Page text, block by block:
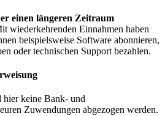
einen längeren Zeitraum
wiederkehrenden Einnahmen haben
beispielsweise Software abonnieren,
oder technischen Support bezahlen.
keine Bank- und
Zuwendungen abgezogen werden.